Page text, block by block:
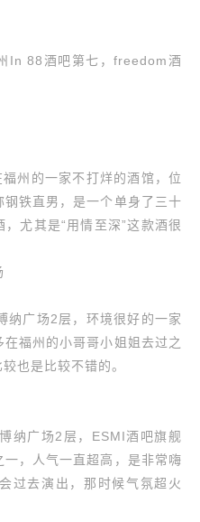
的一家不打烊的酒馆，位
铁直男，是一个单身了三十
尤其是“用情至深”这款酒很
广场2层，环境很好的一家
福州的小哥哥小姐姐去过之
也是比较不错的。
广场2层，ESMI酒吧旗舰
，人气一直超高，是非常嗨
过去演出，那时候气氛超火